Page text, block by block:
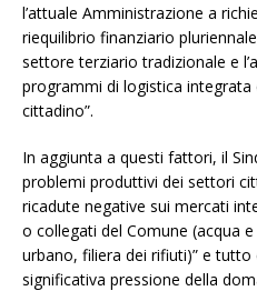
l’attuale Amministrazione a
riequilibrio finanziario
settore terziario tradizionale e
programmi di logistica
cittadino”.
In aggiunta a questi fattori, il
problemi produttivi dei settori
ricadute negative sui mercati
o collegati del Comune (acqua
urbano, filiera dei rifiuti)” e tutto
significativa pressione della